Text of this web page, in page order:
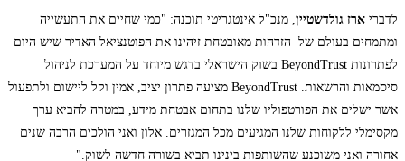
לדברי ארז גולדשטיין, מנכ"ל אינטגריטי תוכנה: "כמי שחיים את התעשייה
ומתמחים בעולם של הזדהות מאובטחת זיהינו את הפוטנציאל האדיר שיש היום
לפתרונות BeyondTrust בשוק הישראלי בדגש מיוחד על המערכת לניהול
סיסמאות והרשאות. BeyondTrust מציעה פתרון יציב, אמין וקל ליישום ולתפעול
אשר ישלים את הפורטפוליו שלנו בתחום אבטחת מידע, במטרה להביא ערך
מקסימלי ללקוחות שלנו המגיעים מכל המגזרים. אלון ואני הולכים הרבה שנים
אחורה ואני משוכנע שהשותפות בינינו תביא בשורה חדשה לשוק."